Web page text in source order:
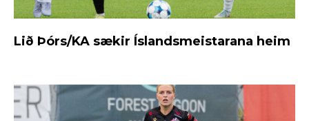
Lið Þórs/KA sækir Íslandsmeistarana heim